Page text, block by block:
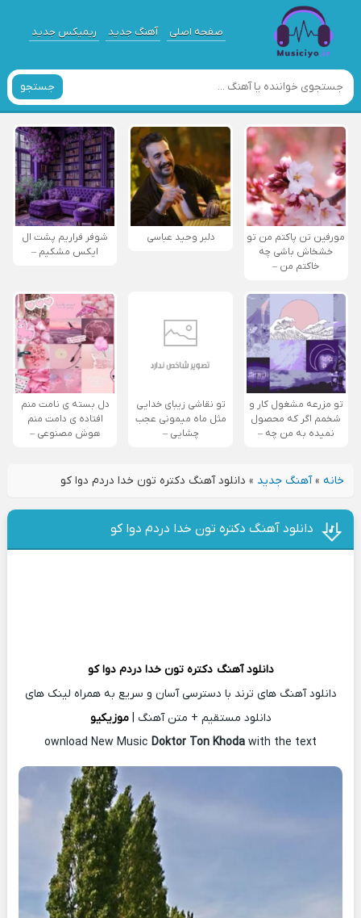
صفحه اصلی آهنگ جدید ریمیکس جدید
جستجو
مورفین تن پاکتم من تو
خشخاش باشی چه
خاکتم من –
دلبر وحید عباسی
شوفر فراریم پشت ال
ایکس مشکیم –
تو مزرعه مشغول کار و
شخمم اگر که محصول
نمیده به من چه –
تو نقاشی زیبای خدایی
مثل ماه میمونی عجب
چشایی –
دل بسته ی نامت منم
افتاده ی دامت منم
هوش مصنوعی –
خانه»آهنگ جدید » دانلود آهنگ دکتره تون خدا دردم دوا کو
دانلود آهنگ دکتره تون خدا دردم دوا کو
دانلود آهنگ دکتره تون خدا دردم دوا کو
دانلود آهنگ های ترند با دسترسی آسان و سریع به همراه لینک های
دانلود مستقیم + متن آهنگ | موزیکیو
ownload New Music Doktor Ton Khoda with the text